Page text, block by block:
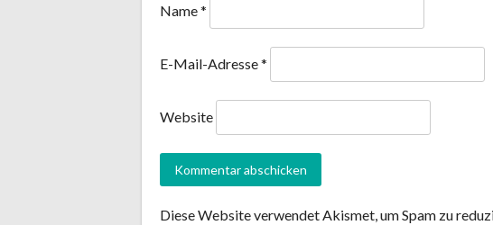
Name*
E-Mail-Adresse*
Website
Diese Website verwendet Akismet, um Spam zu